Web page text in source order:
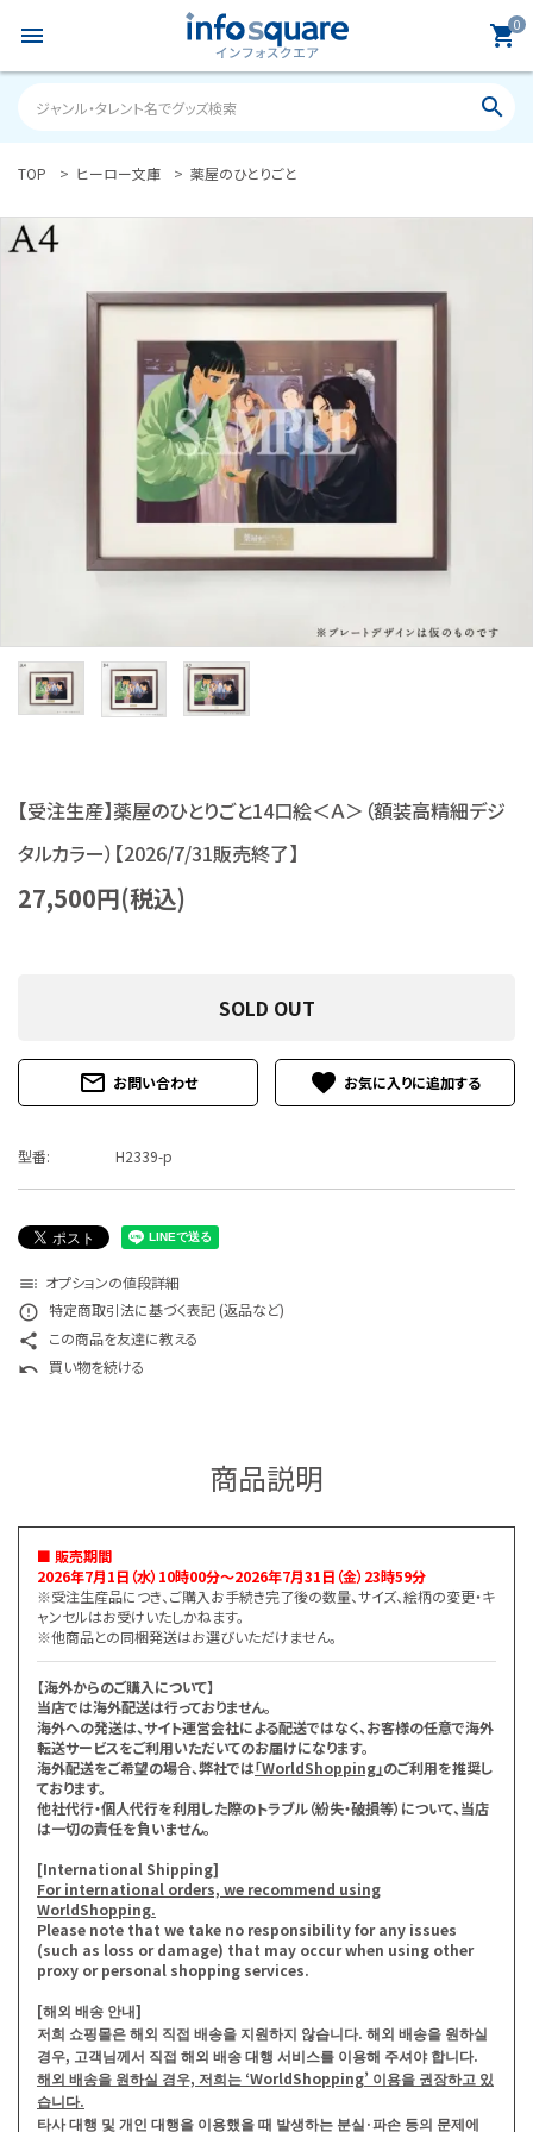
menu 0
shopping_cart
search
ようこそ ゲスト 様
person 新規会員登録
カテゴリーから探す
声優グッズ
グラビア
ヒーロー文庫
ロト・ナンバーズ書籍・グッズ
特定商取引法について
お問い合わせ
TOP ヒーロー文庫 薬屋のひとりごと
【受注生産】薬屋のひとりごと14口絵＜Ａ＞（額装高精細デジ
タルカラー）【2026/7/31販売終了】
27,500円(税込)
SOLD OUT
mail_outline お問い合わせ favorite
型番: H2339-p
toc オプションの値段詳細
error_outline 特定商取引法に基づく表記 (返品など)
share この商品を友達に教える
undo 買い物を続ける
商品説明
■ 販売期間
2026年7月1日（水）10時00分～2026年7月31日（金）23時59分
※受注生産品につき、ご購入お手続き完了後の数量、サイズ、絵柄の変更・キ
ャンセルはお受けいたしかねます。
※他商品との同梱発送はお選びいただけません。
【海外からのご購入について】
当店では海外配送は行っておりません。
海外への発送は、サイト運営会社による配送ではなく、お客様の任意で海外
転送サービスをご利用いただいてのお届けになります。
海外配送をご希望の場合、弊社では「WorldShopping」のご利用を推奨し
ております。
他社代行・個人代行を利用した際のトラブル（紛失・破損等）について、当店
は一切の責任を負いません。
[International Shipping]
For international orders, we recommend using
WorldShopping.
Please note that we take no responsibility for any issues
(such as loss or damage) that may occur when using other
proxy or personal shopping services.
[해외 배송 안내]
저희 쇼핑몰은 해외 직접 배송을 지원하지 않습니다. 해외 배송을 원하실
경우, 고객님께서 직접 해외 배송 대행 서비스를 이용해 주셔야 합니다.
해외 배송을 원하실 경우, 저희는 ‘WorldShopping’ 이용을 권장하고 있
습니다.
타사 대행 및 개인 대행을 이용했을 때 발생하는 분실·파손 등의 문제에